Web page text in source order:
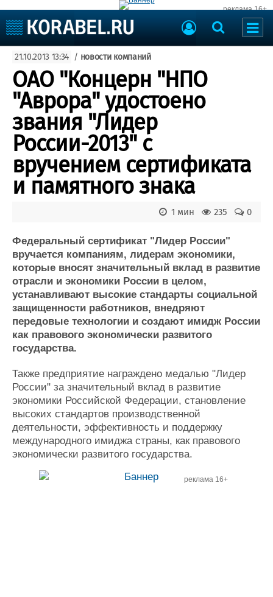
реклама 16+
Судоходство
Судоремонт
События
Пресс-релизы
Порты
Рыболовство
ВМФ
Образование
Яхты и катера
Еще
Судостроение
Пульс
Репутация
Работа
Крюинг
Журнал
Реклама
Торговая площадка
Доска объявлений
Продажа флота
Изделия
Материалы
Услуги
Конференции
Выставки и семинары
Словарь
Флот
Отзывы
Все службы
21.10.2013 13:34 / новости компаний
ОАО "Концерн "НПО
"Аврора" удостоено
звания "Лидер
России-2013" с
вручением сертификата
и памятного знака
0
235
1 мин
Федеральный сертификат "Лидер России"
вручается компаниям, лидерам экономики,
которые вносят значительный вклад в развитие
отрасли и экономики России в целом,
устанавливают высокие стандарты социальной
защищенности работников, внедряют
передовые технологии и создают имидж России
как правового экономически развитого
государства.
Также предприятие награждено медалью "Лидер
России" за значительный вклад в развитие
экономики Российской Федерации, становление
высоких стандартов производственной
деятельности, эффективность и поддержку
международного имиджа страны, как правового
экономически развитого государства.
реклама 16+